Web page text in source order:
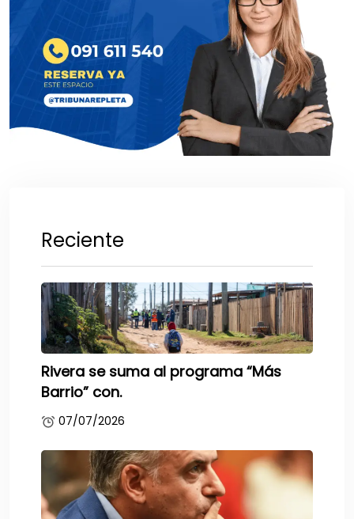
Reciente
Rivera se suma al programa “Más
Barrio” con.
07/07/2026